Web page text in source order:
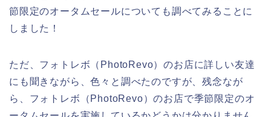
節限定のオータムセールについても調べてみることに
しました！
ただ、フォトレボ（PhotoRevo）のお店に詳しい友達
にも聞きながら、色々と調べたのですが、残念なが
ら、フォトレボ（PhotoRevo）のお店で季節限定のオ